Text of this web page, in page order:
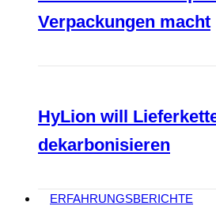
Verpackungen macht
HyLion will
dekarbonisieren
ERFAHRUNGSBERICHTE